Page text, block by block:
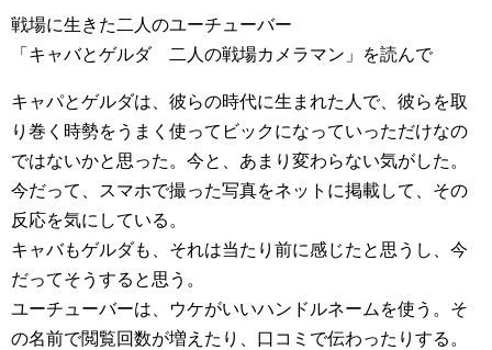
戦場に生きた二人のユーチューバー
「キャバとゲルダ 二人の戦場カメラマン」を読んで
キャパとゲルダは、彼らの時代に生まれた人で、彼らを取
り巻く時勢をうまく使ってビックになっていっただけなの
ではないかと思った。今と、あまり変わらない気がした。
今だって、スマホで撮った写真をネットに掲載して、その
反応を気にしている。
キャバもゲルダも、それは当たり前に感じたと思うし、今
だってそうすると思う。
ユーチューバーは、ウケがいいハンドルネームを使う。そ
の名前で閲覧回数が増えたり、口コミで伝わったりする。